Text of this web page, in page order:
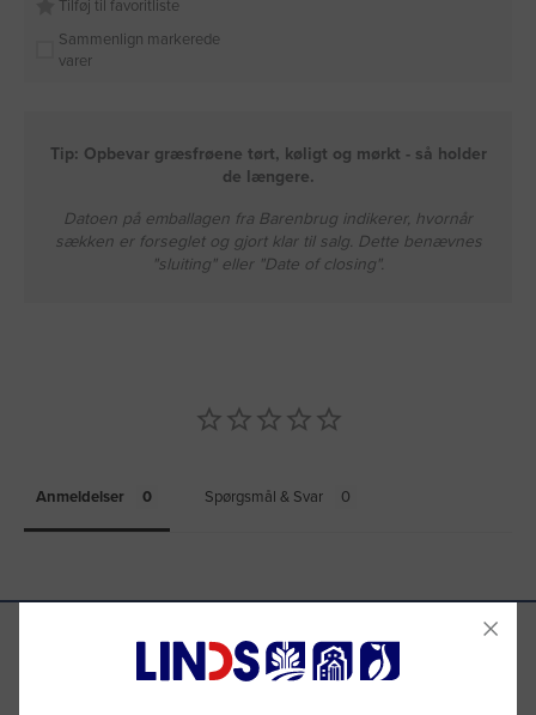
Tilføj til favoritliste
Sammenlign markerede
varer
Tip: Opbevar græsfrøene tørt, køligt og mørkt - så holder
de længere.
Datoen på emballagen fra Barenbrug indikerer, hvornår
sækken er forseglet og gjort klar til salg. Dette benævnes
"sluiting" eller "Date of closing".
Anmeldelser Spørgsmål & Svar